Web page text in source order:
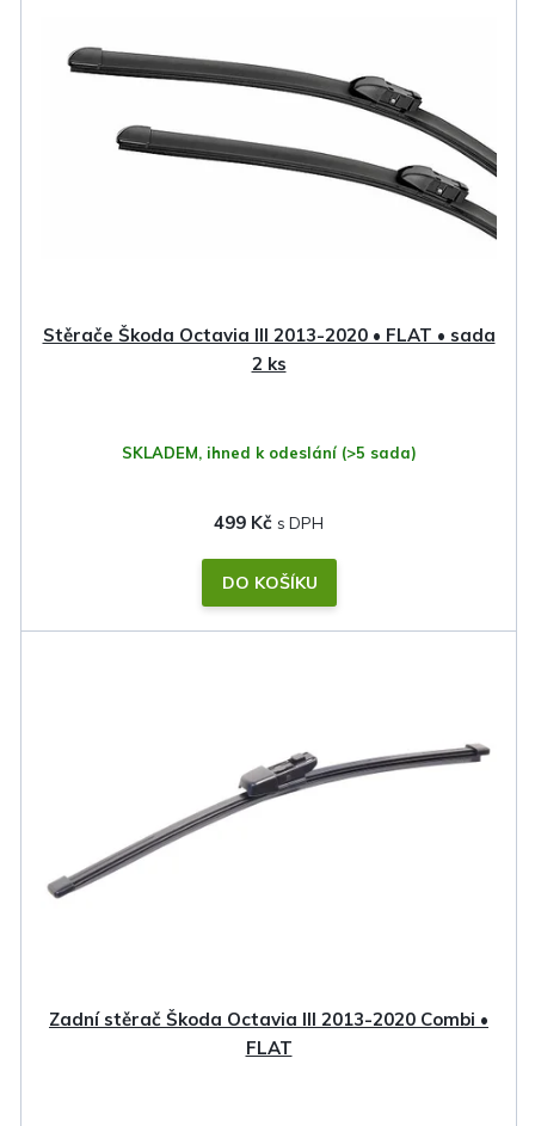
Stěrače Škoda Octavia III 2013-2020 • FLAT • sada
2 ks
SKLADEM, ihned k odeslání (>5 sada)
499 Kč
DO KOŠÍKU
Zadní stěrač Škoda Octavia III 2013-2020 Combi •
FLAT